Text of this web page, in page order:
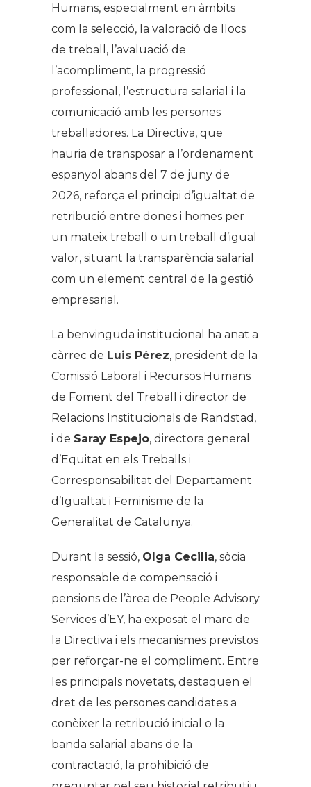
Humans, especialment en àmbits
com la selecció, la valoració de llocs
de treball, l’avaluació de
l’acompliment, la progressió
professional, l’estructura salarial i la
comunicació amb les persones
treballadores. La Directiva, que
hauria de transposar a l’ordenament
espanyol abans del 7 de juny de
2026, reforça el principi d’igualtat de
retribució entre dones i homes per
un mateix treball o un treball d’igual
valor, situant la transparència salarial
com un element central de la gestió
empresarial.
La benvinguda institucional ha anat a
càrrec de Luis Pérez, president de la
Comissió Laboral i Recursos Humans
de Foment del Treball i director de
Relacions Institucionals de Randstad,
i de Saray Espejo, directora general
d’Equitat en els Treballs i
Corresponsabilitat del Departament
d’Igualtat i Feminisme de la
Generalitat de Catalunya.
Durant la sessió, Olga Cecilia, sòcia
responsable de compensació i
pensions de l’àrea de People Advisory
Services d’EY, ha exposat el marc de
la Directiva i els mecanismes previstos
per reforçar-ne el compliment. Entre
les principals novetats, destaquen el
dret de les persones candidates a
conèixer la retribució inicial o la
banda salarial abans de la
contractació, la prohibició de